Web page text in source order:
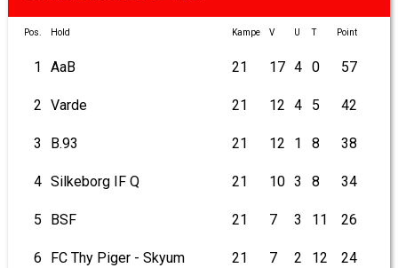
Pos. Hold Kampe V U T Point
1 AaB 21 17 4 0 57
2 Varde 21 12 4 5 42
3 B.93 21 12 1 8 38
4 Silkeborg IF Q 21 10 3 8 34
5 BSF 21 7 3 11 26
6 FC Thy Piger - Skyum 21 7 2 12 24